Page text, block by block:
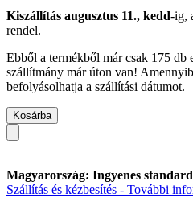
Kiszállítás augusztus 11., kedd-ig,
rendel.
Ebből a termékből már csak 175 db
szállítmány már úton van!
befolyásolhatja a szállítási dátumot.
Kosárba
Magyarország: Ingyenes
Szállítás és kézbesítés - További